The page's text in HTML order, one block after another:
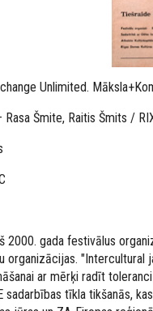
Unlimited.
Šmite, Raitis Šmits /
2000. gada festivālus
organizācijas.
ar mērķi radīt
sadarbības tīkla tikšanās,